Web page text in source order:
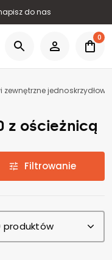
do nas
0
zewnętrzne jednoskrzydłowe
z ościeżnicą
Filtrowanie
produktów